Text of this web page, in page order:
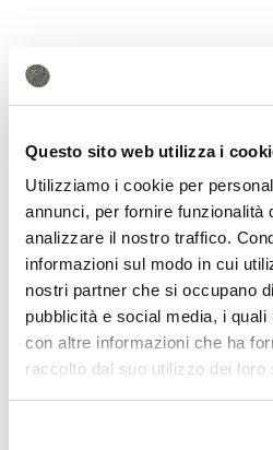
Questo sito web utilizza i
Utilizziamo i cookie per
annunci, per fornire funzionalità
analizzare il nostro traffico.
informazioni sul modo in cui
nostri partner che si occupano
pubblicità e social media, i
con altre informazioni che ha
raccolto dal suo utilizzo dei loro
persistenti
Uno degli aspetti che
preoccupazione tra gli
presenza dei cinque
esaminati nel polline
in quello delle colture.
pesticidi, noti per
tossici, non vengono